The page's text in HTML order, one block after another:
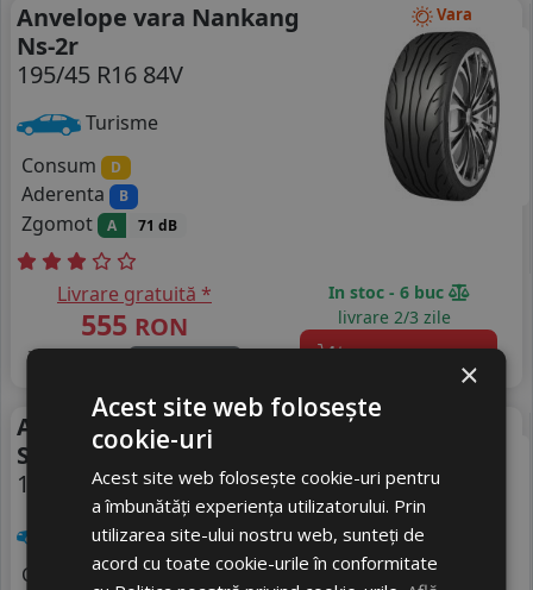
Vara
Anvelope vara Nankang
Ns-2r
195/45 R16 84V
Turisme
Consum
D
Aderenta B
Zgomot A 71 dB
Livrare gratuită *
555 RON
715 RON
In stoc - 6 buc
livrare 2/3 zile
4 Adauga in cos
Anvelope iarna Minerva
S210
195/45 R16 84H
Turisme
Consum C
×
Acest site web folosește
cookie-uri
Acest site web folosește cookie-uri pentru
a îmbunătăți experiența utilizatorului. Prin
utilizarea site-ului nostru web, sunteți de
acord cu toate cookie-urile în conformitate